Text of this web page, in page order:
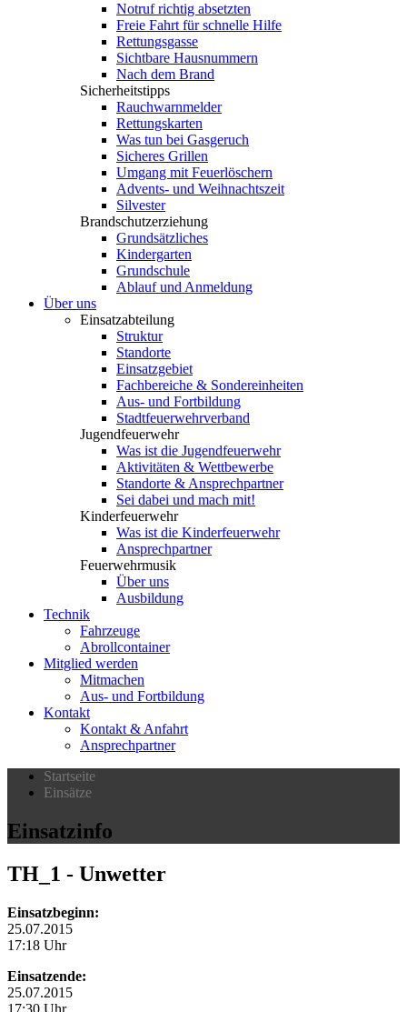
Notruf richtig absetzten
Freie Fahrt für schnelle Hilfe
Rettungsgasse
Sichtbare Hausnummern
Nach dem Brand
Sicherheitstipps
Rauchwarnmelder
Rettungskarten
Was tun bei Gasgeruch
Sicheres Grillen
Umgang mit Feuerlöschern
Advents- und Weihnachtszeit
Silvester
Brandschutzerziehung
Grundsätzliches
Kindergarten
Grundschule
Ablauf und Anmeldung
Über uns
Einsatzabteilung
Struktur
Standorte
Einsatzgebiet
Fachbereiche & Sondereinheiten
Aus- und Fortbildung
Stadtfeuerwehrverband
Jugendfeuerwehr
Was ist die Jugendfeuerwehr
Aktivitäten & Wettbewerbe
Standorte & Ansprechpartner
Sei dabei und mach mit!
Kinderfeuerwehr
Was ist die Kinderfeuerwehr
Ansprechpartner
Feuerwehrmusik
Über uns
Ausbildung
Technik
Fahrzeuge
Abrollcontainer
Mitglied werden
Mitmachen
Aus- und Fortbildung
Kontakt
Kontakt & Anfahrt
Ansprechpartner
Startseite
Einsätze
Einsatzinfo
TH_1 - Unwetter
Einsatzbeginn:
25.07.2015
17:18 Uhr
Einsatzende:
25.07.2015
17:30 Uhr